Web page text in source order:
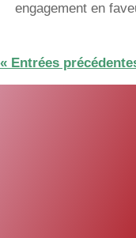
engagement en
« Entrées